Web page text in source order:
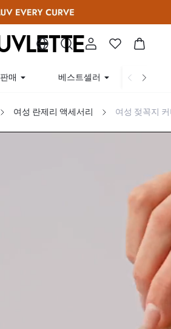
판매 베스트셀러 곡선
여성 란제리 액세서리 여성 젖꼭지